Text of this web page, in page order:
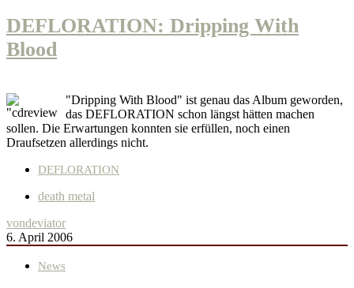
DEFLORATION: Dripping With
Blood
"Dripping With Blood" ist genau das Album geworden,
das DEFLORATION schon längst hätten machen
sollen. Die Erwartungen konnten sie erfüllen, noch einen
Draufsetzen allerdings nicht.
DEFLORATION
death metal
vondeviator
6. April 2006
News